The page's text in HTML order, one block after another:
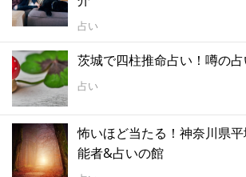
占い
茨城で四柱推命占い！噂の
占い
怖いほど当たる！神奈川県
能者&占いの館